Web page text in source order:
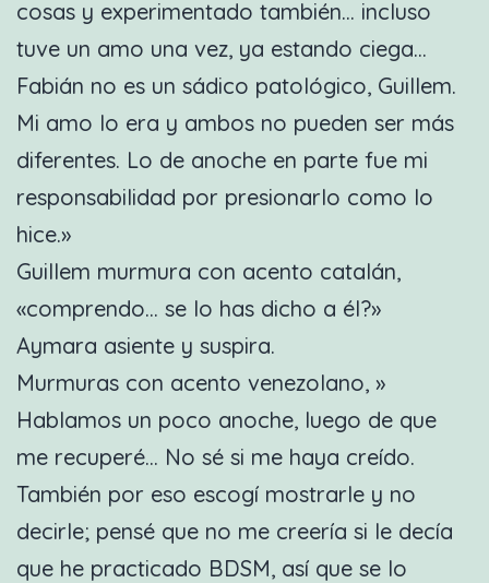
cosas y experimentado también… incluso
tuve un amo una vez, ya estando ciega…
Fabián no es un sádico patológico, Guillem.
Mi amo lo era y ambos no pueden ser más
diferentes. Lo de anoche en parte fue mi
responsabilidad por presionarlo como lo
hice.»
Guillem murmura con acento catalán,
«comprendo… se lo has dicho a él?»
Aymara asiente y suspira.
Murmuras con acento venezolano, »
Hablamos un poco anoche, luego de que
me recuperé… No sé si me haya creído.
También por eso escogí mostrarle y no
decirle; pensé que no me creería si le decía
que he practicado BDSM, así que se lo